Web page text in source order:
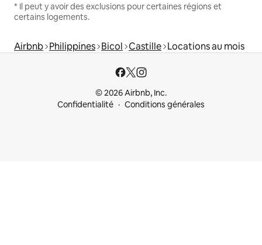
* Il peut y avoir des exclusions pour certaines régions et
certains logements.
Airbnb Philippines Bicol Castille Locations au mois
© 2026 Airbnb, Inc.
Confidentialité
Conditions générales